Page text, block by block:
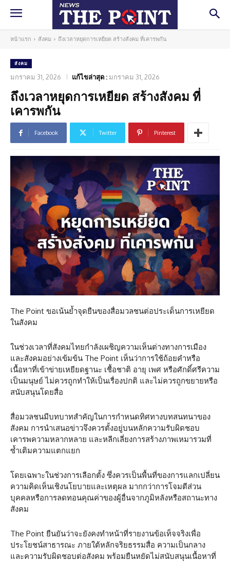
หน้าแรก สังคม ถึงเวลาหยุดการเหยียด สร้างสังคม ที่เคารพกัน
สังคม
มกราคม 31, 2026 แก้ไขล่าสุด : มกราคม 31, 2026
ถึงเวลาหยุดการเหยียด สร้างสังคม ที่
เคารพกัน
Facebook Twitter Pinterest
The Point ขอเน้นย้ำจุดยืนของสื่อมวลชนต่อประเด็นการเหยียด
ในสังคม
ในช่วงเวลาที่สังคมไทยกำลังเผชิญความเห็นต่างทางการเมือง
และสังคมอย่างเข้มข้น The Point เห็นว่าการใช้ถ้อยคำหรือ
เนื้อหาที่เข้าข่ายเหยียดฐานะ เชื้อชาติ อายุ เพศ หรือศักดิ์ศรีความ
เป็นมนุษย์ ไม่ควรถูกทำให้เป็นเรื่องปกติ และไม่ควรถูกขยายหรือ
สนับสนุนโดยสื่อ
สื่อมวลชนมีบทบาทสำคัญในการกำหนดทิศทางบทสนทนาของ
สังคม การนำเสนอข่าวจึงควรตั้งอยู่บนหลักความรับผิดชอบ
เคารพความหลากหลาย และหลีกเลี่ยงการสร้างภาพเหมารวมที่
ซ้ำเติมความแตกแยก
โดยเฉพาะในช่วงการเลือกตั้ง ซึ่งควรเป็นพื้นที่ของการแลกเปลี่ยน
ความคิดเห็นเชิงนโยบายและเหตุผล มากกว่าการโจมตีส่วน
บุคคลหรือการลดทอนคุณค่าของผู้อื่นจากภูมิหลังหรือสถานะทาง
สังคม
The Point ยืนยันว่าจะยังคงทำหน้าที่รายงานข้อเท็จจริงเพื่อ
ประโยชน์สาธารณะ ภายใต้หลักจริยธรรมสื่อ ความเป็นกลาง
และความรับผิดชอบต่อสังคม พร้อมยืนหยัดไม่สนับสนุนเนื้อหาที่